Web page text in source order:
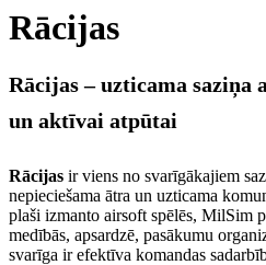
Rācijas
Rācijas – uzticama saziņa
un aktīvai atpūtai
Rācijas ir viens no svarīgākajiem
nepieciešama ātra un uzticama
plaši izmanto airsoft spēlēs, MilSim
medībās, apsardzē, pasākumu
svarīga ir efektīva komandas